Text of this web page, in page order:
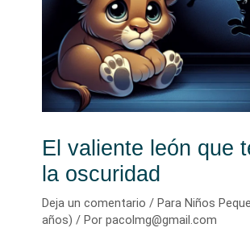
El valiente león que
la oscuridad
Deja un comentario / Para Niños
años) / Por pacolmg@gmail.com